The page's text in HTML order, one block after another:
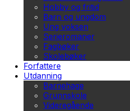
Hobby og fritid
Barn og ungdom
Ung voksen
Serieromaner
Fagbøker
Skolebøker
Forfattere
Utdanning
Barnehage
Grunnskole
Videregående